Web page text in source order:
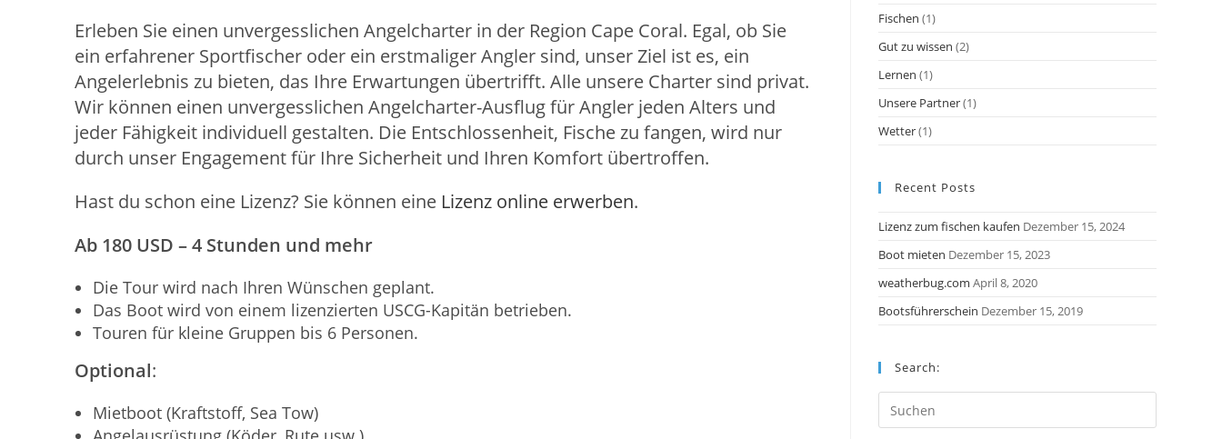
Erleben Sie einen unvergesslichen Angelcharter in der Region Cape Coral. Egal, ob Sie
ein erfahrener Sportfischer oder ein erstmaliger Angler sind, unser Ziel ist es, ein
Angelerlebnis zu bieten, das Ihre Erwartungen übertrifft. Alle unsere Charter sind privat.
Wir können einen unvergesslichen Angelcharter-Ausflug für Angler jeden Alters und
jeder Fähigkeit individuell gestalten. Die Entschlossenheit, Fische zu fangen, wird nur
durch unser Engagement für Ihre Sicherheit und Ihren Komfort übertroffen.
Hast du schon eine Lizenz? Sie können eine Lizenz online erwerben.
Ab 180 USD – 4 Stunden und mehr
Die Tour wird nach Ihren Wünschen geplant.
Das Boot wird von einem lizenzierten USCG-Kapitän betrieben.
Touren für kleine Gruppen bis 6 Personen.
Optional:
Mietboot (Kraftstoff, Sea Tow)
Fischen (1)
Gut zu wissen (2)
Lernen (1)
Unsere Partner(1)
Wetter(1)
Recent Posts
Lizenz zum fischen kaufen Dezember 15, 2024
Boot mieten Dezember 15, 2023
weatherbug.com April 8, 2020
Bootsführerschein Dezember 15, 2019
Search: